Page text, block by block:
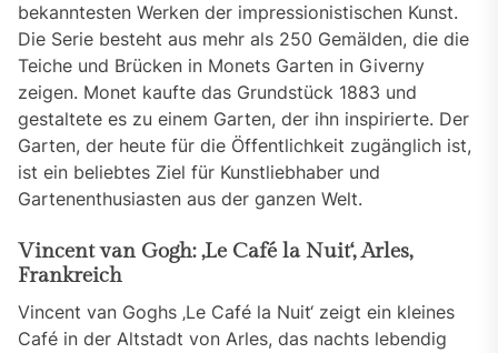
bekanntesten Werken der impressionistischen Kunst.
Die Serie besteht aus mehr als 250 Gemälden, die die
Teiche und Brücken in Monets Garten in Giverny
zeigen. Monet kaufte das Grundstück 1883 und
gestaltete es zu einem Garten, der ihn inspirierte. Der
Garten, der heute für die Öffentlichkeit zugänglich ist,
ist ein beliebtes Ziel für Kunstliebhaber und
Gartenenthusiasten aus der ganzen Welt.
Vincent van Gogh: ‚Le Café la Nuit‘, Arles,
Frankreich
Vincent van Goghs ‚Le Café la Nuit‘ zeigt ein kleines
Café in der Altstadt von Arles, das nachts lebendig